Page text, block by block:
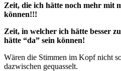
Zeit, die ich hätte noch mehr mit
können!!!
Zeit, in welcher ich hätte besser
hätte “da” sein können!
Wären die Stimmen im Kopf nicht
dazwischen gequasselt.